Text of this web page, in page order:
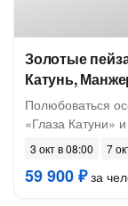
Золотые
Катунь,
Полюбоваться
«Глаза Катуни»
3 окт в 08:00 7
59 900 ₽за